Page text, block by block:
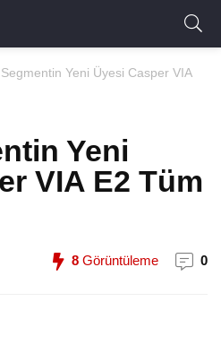
Yeni Üyesi Casper VIA
Yeni
VIA E2 Tüm
8 Görüntüleme 0